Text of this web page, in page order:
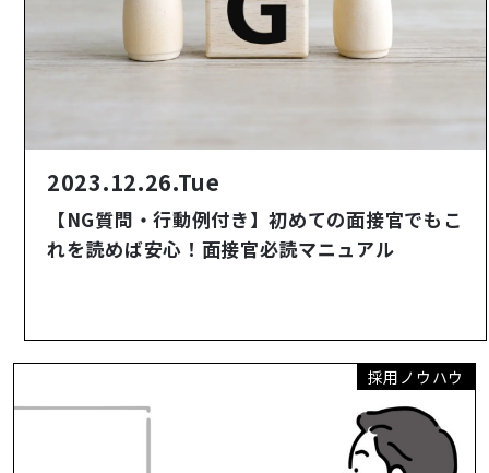
2023.12.26.Tue
【NG質問・行動例付き】初めての面接官でもこ
れを読めば安心！面接官必読マニュアル
採用ノウハウ